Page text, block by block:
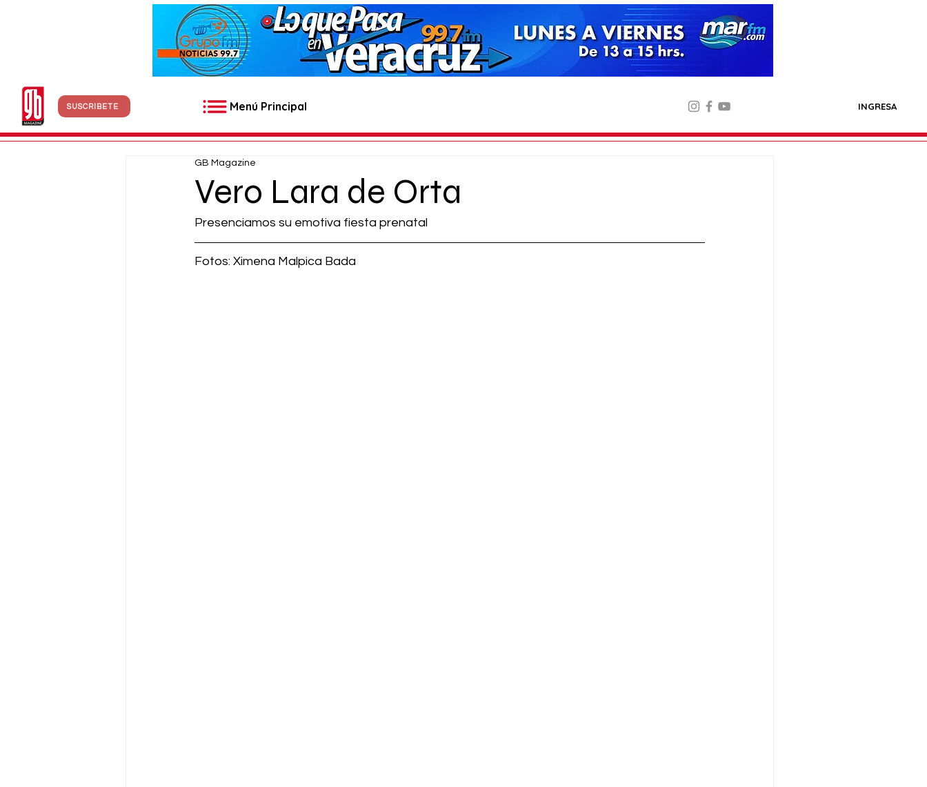
SUSCRÍBETE Menú Principal INGRESA
Vero Lara de Orta
GB Magazine
Presenciamos su emotiva fiesta prenatal
Fotos: Ximena Malpica Bada